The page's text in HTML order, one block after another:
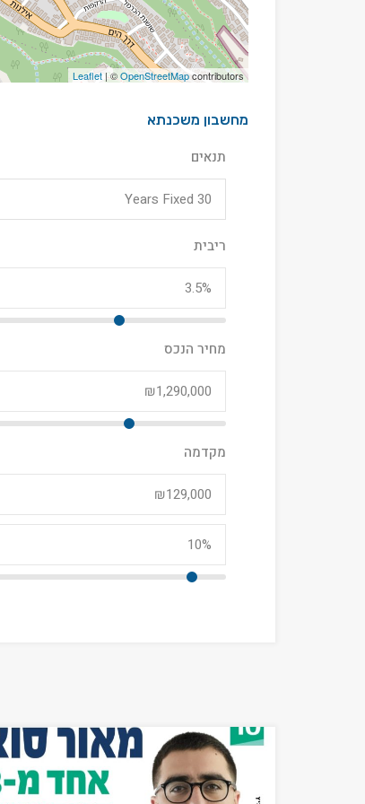
Leaflet| ©OpenStreetMapcontributors
מחשבון משכנתא
תנאים
30 Years Fixed
ריבית
מחיר הנכס
מקדמה